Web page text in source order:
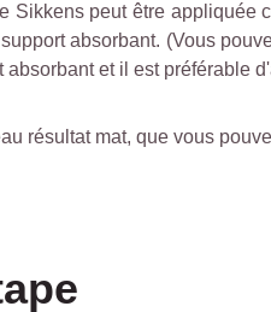
Sikkens peut être appliquée
absorbant. (Vous
et il est préférable
résultat mat, que vous